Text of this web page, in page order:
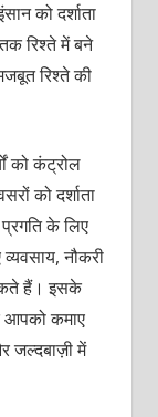
को दर्शाता
रिश्‍ते में बने
रिश्‍ते की
को कंट्रोल
को दर्शाता
के लिए
नौकरी
हैं। इसके
आपको कमाए
जल्‍दबाज़ी में